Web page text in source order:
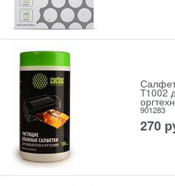
T1002
901283
270